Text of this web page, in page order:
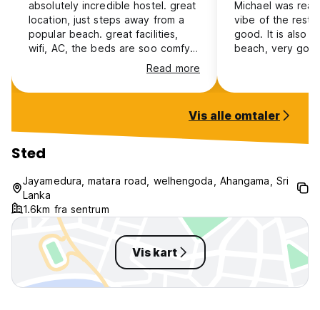
absolutely incredible hostel. great
location, just steps away from a
popular beach. great facilities,
wifi, AC, the beds are soo comfy
and the staff is amazing! i highly
Read more
Michael was
vibe of the
good. It is also
beach, very
Vis alle omtaler
Sted
Jayamedura, matara road, welhengoda, Ahangama, Sri
Lanka
1.6km fra sentrum
Vis kart